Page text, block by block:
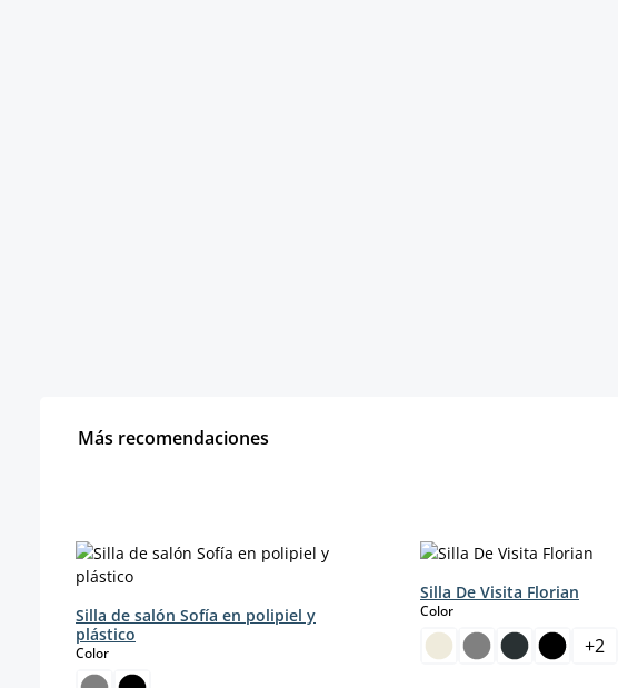
Más recomendaciones
Silla de salón Sofía en polipiel y
plástico
Colorselect
Silla De Visita Florian
Colorselect
+2